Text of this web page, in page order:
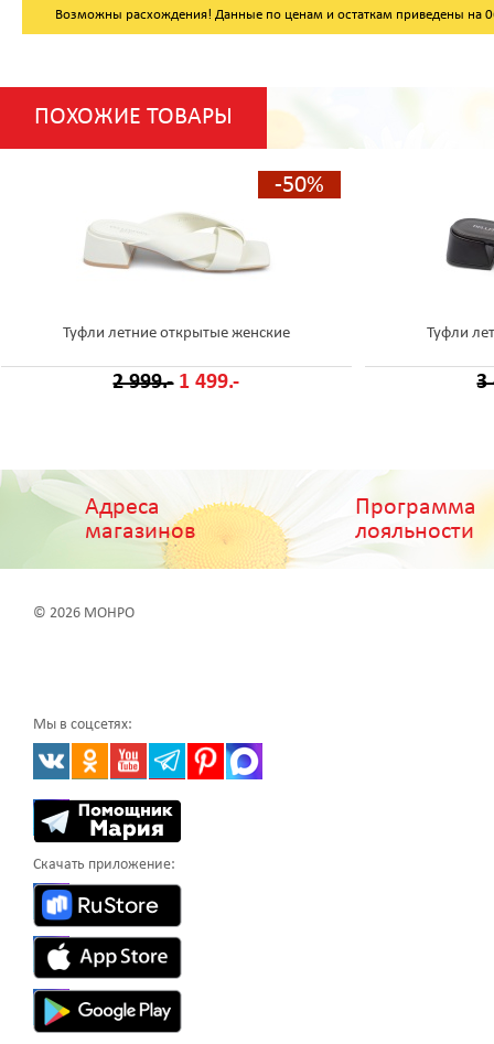
Возможны расхождения! Данные по ценам и остаткам приведены на
ПОХОЖИЕ ТОВАРЫ
-50%
Туфли летние открытые женские
2 999.- 1 499.-
Туфли
3
Адреса
магазинов
Программа
лояльности
© 2026 МОНРО
Мы в соцсетях:
Скачать приложение: